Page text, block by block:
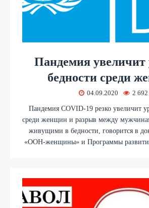
Пандемия увеличит
бедности среди
04.09.2020 2 692
Пандемия COVID-19 резко увеличит
среди женщин и разрыв между
живущими в бедности, говорится в
«ООН-женщины» и Программы